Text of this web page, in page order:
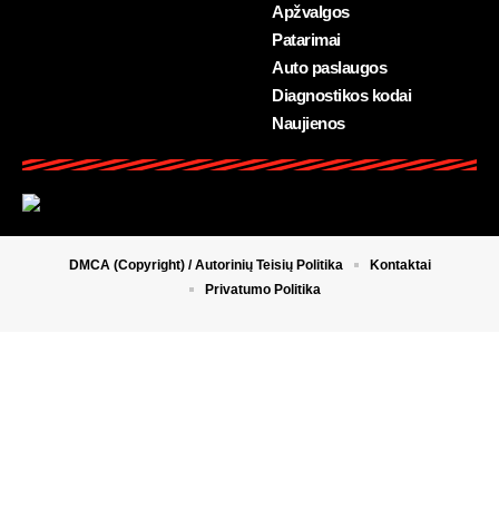
Apžvalgos
Patarimai
Auto paslaugos
Diagnostikos kodai
Naujienos
DMCA (Copyright) / Autorinių Teisių Politika
Kontaktai
Privatumo Politika